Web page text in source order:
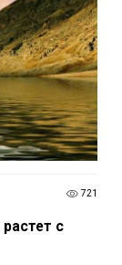
721
с